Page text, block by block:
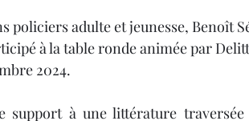
Book Haul Citations
policiers adulte et jeunesse, Benoît
à la table ronde animée par
2024.
support à une littérature